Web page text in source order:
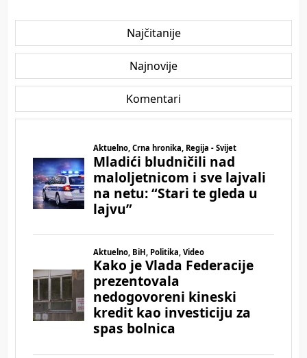
Najčitanije
Najnovije
Komentari